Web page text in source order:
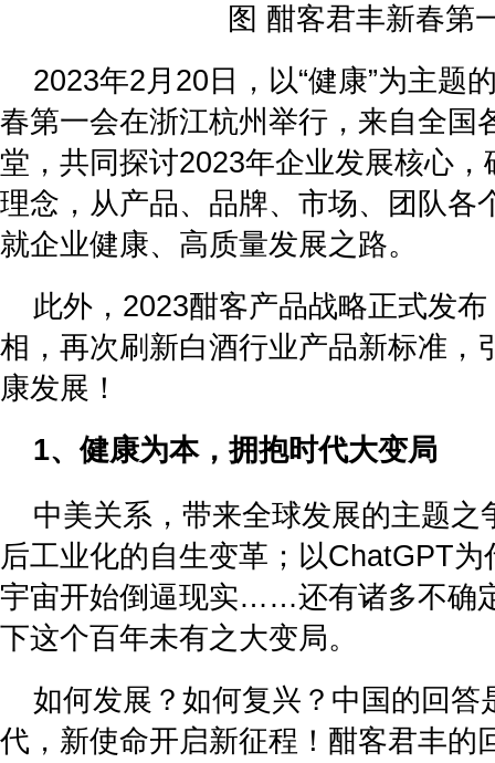
图 酣客君丰新春第
2023年2月20日，以“健康”为主题
春第一会在浙江杭州举行，来自全国
堂，共同探讨2023年企业发展核心，
理念，从产品、品牌、市场、团队各
就企业健康、高质量发展之路。
此外，2023酣客产品战略正式发
相，再次刷新白酒行业产品新标准，
康发展！
1、健康为本，拥抱时代大变局
中美关系，带来全球发展的主题之
后工业化的自生变革；以ChatGPT
宇宙开始倒逼现实……还有诸多不确
下这个百年未有之大变局。
如何发展？如何复兴？中国的回答
代，新使命开启新征程！酣客君丰的